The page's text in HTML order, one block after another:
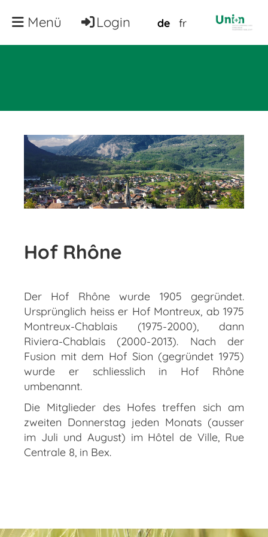
Login de fr
Menü
Hof Rhône
Der Hof Rhône wurde 1905 gegründet.
Ursprünglich heiss er Hof Montreux, ab 1975
Montreux-Chablais (1975-2000), dann
Riviera-Chablais (2000-2013). Nach der
Fusion mit dem Hof Sion (gegründet 1975)
wurde er schliesslich in Hof Rhône
umbenannt.
Die Mitglieder des Hofes treffen sich am
zweiten Donnerstag jeden Monats (ausser
im Juli und August) im Hôtel de Ville, Rue
Centrale 8, in Bex.